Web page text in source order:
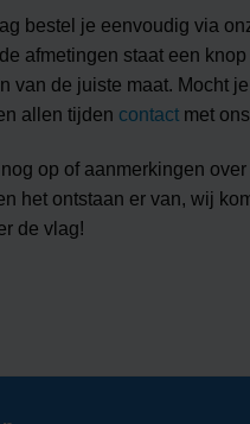
bestel je eenvoudig via
afmetingen staat een
van de juiste maat. Mocht
allen tijden contact met
op of aanmerkingen over
het ontstaan er van, wij
de vlag!